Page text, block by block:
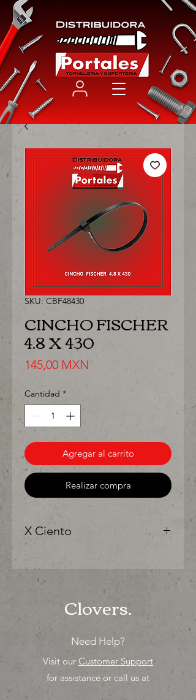
SKU: CBF48430
CINCHO FISCHER
4.8 X 430
145,00 MXN
Cantidad *
Agregar al carrito
Realizar compra
X Ciento
solo los mejores precios para tu
tienda o proyecto" venta por ciento
Clovers.
Need Help?
Visit our Customer Support
for assistance or call us at